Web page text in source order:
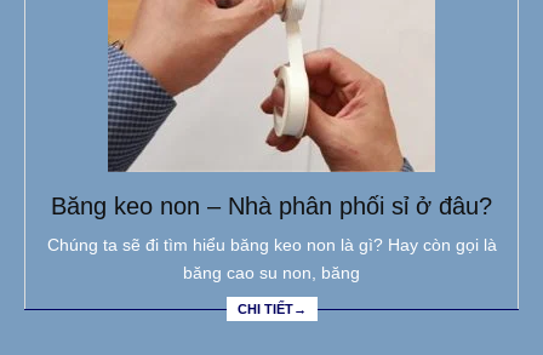
Băng keo non – Nhà phân phối sỉ ở đâu?
Chúng ta sẽ đi tìm hiểu băng keo non là gì? Hay còn gọi là
băng cao su non, băng
CHI TIẾT→